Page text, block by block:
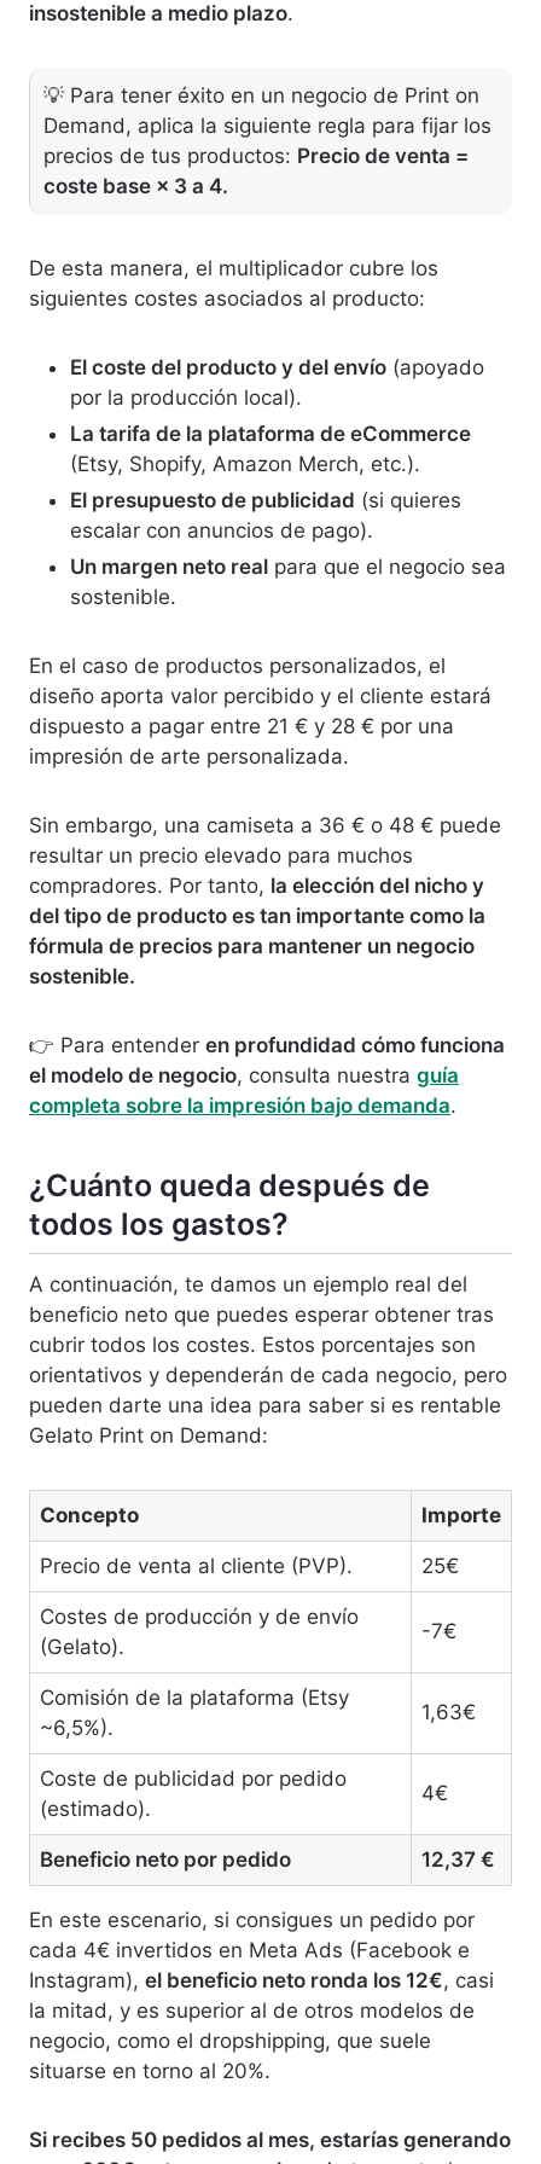
insostenible a medio plazo.
💡 Para tener éxito en un negocio de Print on
Demand, aplica la siguiente regla para fijar los
precios de tus productos: Precio de venta =
coste base × 3 a 4.
De esta manera, el multiplicador cubre los
siguientes costes asociados al producto:
El coste del producto y del envío (apoyado
por la producción local).
La tarifa de la plataforma de eCommerce
(Etsy, Shopify, Amazon Merch, etc.).
El presupuesto de publicidad (si quieres
escalar con anuncios de pago).
Un margen neto real para que el negocio sea
sostenible.
En el caso de productos personalizados, el
diseño aporta valor percibido y el cliente estará
dispuesto a pagar entre 21 € y 28 € por una
impresión de arte personalizada.
Sin embargo, una camiseta a 36 € o 48 € puede
resultar un precio elevado para muchos
compradores. Por tanto, la elección del nicho y
del tipo de producto es tan importante como la
fórmula de precios para mantener un negocio
sostenible.
👉 Para entender en profundidad cómo funciona
el modelo de negocio, consulta nuestra guía
completa sobre la impresión bajo demanda.
¿Cuánto queda después de
todos los gastos?
A continuación, te damos un ejemplo real del
beneficio neto que puedes esperar obtener tras
cubrir todos los costes. Estos porcentajes son
orientativos y dependerán de cada negocio, pero
pueden darte una idea para saber si es rentable
Gelato Print on Demand:
Concepto Importe
Precio de venta al cliente (PVP). 25€
Costes de producción y de envío
(Gelato).
-7€
Comisión de la plataforma (Etsy
~6,5%).
1,63€
Coste de publicidad por pedido
(estimado).
4€
Beneficio neto por pedido 12,37 €
En este escenario, si consigues un pedido por
cada 4€ invertidos en Meta Ads (Facebook e
Instagram), el beneficio neto ronda los 12€, casi
la mitad, y es superior al de otros modelos de
negocio, como el dropshipping, que suele
situarse en torno al 20%.
Si recibes 50 pedidos al mes, estarías generando